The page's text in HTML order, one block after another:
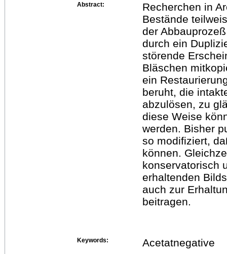
Abstract:
Recherchen in
Bestände
der
durch ein
störende
Bläschen
ein
beruht, die
abzulösen, zu
diese Weise
werden. Bisher
so modifiziert,
können.
konservatorisch
erhaltenden
auch zur
beitragen.
Keywords: Acetatnegative